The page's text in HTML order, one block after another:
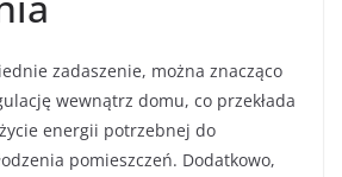
zadaszenie, można znacząco
wewnątrz domu, co przekłada
energii potrzebnej do
pomieszczeń. Dodatkowo,